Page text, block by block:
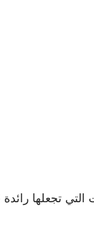
التي تجعلها